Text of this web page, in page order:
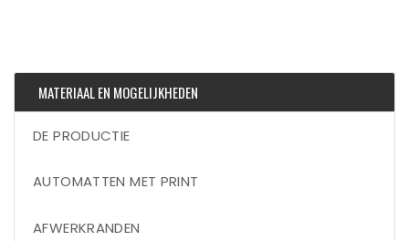
MATERIAAL EN MOGELIJKHEDEN
DE PRODUCTIE
AUTOMATTEN MET PRINT
AFWERKRANDEN